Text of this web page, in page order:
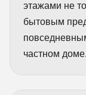
этажами не
бытовым
частном доме.